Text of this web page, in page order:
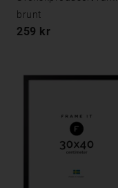
brunt
259 kr